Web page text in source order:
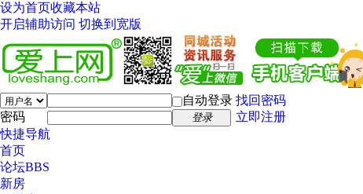
设为首页收藏本站
开启辅助访问 切换到宽版
自动登录 找回密码
密码
登录
立即注册
快捷导航
首页
论坛BBS
新房